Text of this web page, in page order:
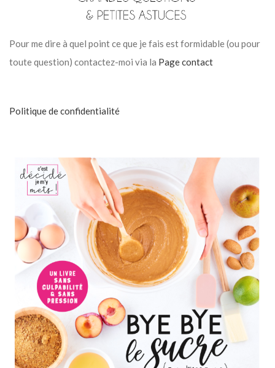
Pour me dire à quel point ce que je fais est formidable (ou pour
toute question) contactez-moi via la Page contact
Politique de confidentialité